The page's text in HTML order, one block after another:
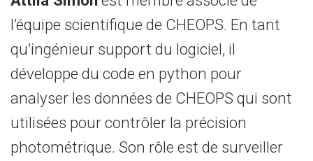
l’équipe scientifique de CHEOPS. En tant
qu’ingénieur support du logiciel, il
développe du code en python pour
analyser les données de CHEOPS qui sont
utilisées pour contrôler la précision
photométrique. Son rôle est de surveiller